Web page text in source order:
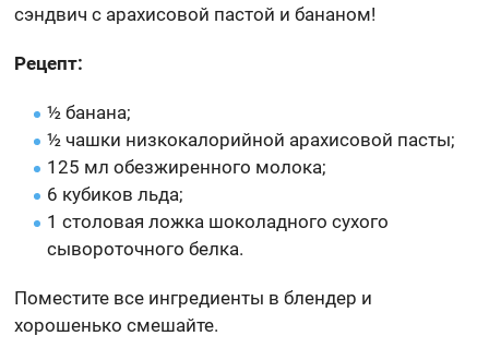
сэндвич с арахисовой пастой и бананом!
Рецепт:
½ банана;
½ чашки низкокалорийной арахисовой пасты;
125 мл обезжиренного молока;
6 кубиков льда;
1 столовая ложка шоколадного сухого
сывороточного белка.
Поместите все ингредиенты в блендер и
хорошенько смешайте.